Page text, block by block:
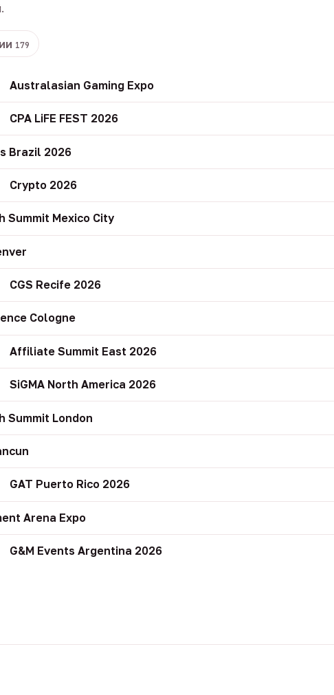
179
Australasian Gaming Expo
CPA LiFE FEST 2026
Brazil 2026
Crypto 2026
Summit Mexico City
CGS Recife 2026
Cologne
Affiliate Summit East 2026
SiGMA North America 2026
Summit London
GAT Puerto Rico 2026
Arena Expo
G&M Events Argentina 2026